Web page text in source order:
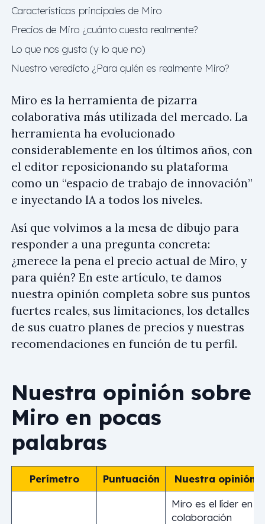
Características principales de Miro
Precios de Miro ¿cuánto cuesta realmente?
Lo que nos gusta (y lo que no)
Nuestro veredicto ¿Para quién es realmente Miro?
Miro es la herramienta de pizarra
colaborativa más utilizada del mercado. La
herramienta ha evolucionado
considerablemente en los últimos años, con
el editor reposicionando su plataforma
como un “espacio de trabajo de innovación”
e inyectando IA a todos los niveles.
Así que volvimos a la mesa de dibujo para
responder a una pregunta concreta:
¿merece la pena el precio actual de Miro, y
para quién? En este artículo, te damos
nuestra opinión completa sobre sus puntos
fuertes reales, sus limitaciones, los detalles
de sus cuatro planes de precios y nuestras
recomendaciones en función de tu perfil.
Nuestra opinión sobre
Miro en pocas
palabras
Perímetro Puntuación Nuestra opinión
Miro es el líder en
colaboración